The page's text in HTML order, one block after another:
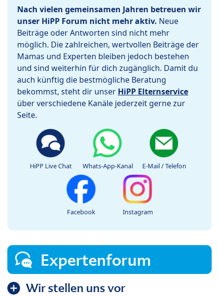
Nach vielen gemeinsamen Jahren betreuen wir
unser HiPP Forum nicht mehr aktiv. Neue
Beiträge oder Antworten sind nicht mehr
möglich. Die zahlreichen, wertvollen Beiträge der
Mamas und Experten bleiben jedoch bestehen
und sind weiterhin für dich zugänglich. Damit du
auch künftig die bestmögliche Beratung
bekommst, steht dir unser HiPP Elternservice
über verschiedene Kanäle jederzeit gerne zur
Seite.
HiPP Live Chat Whats-App-Kanal E-Mail / Telefon
Facebook Instagram
Expertenforum
Wir stellen uns vor